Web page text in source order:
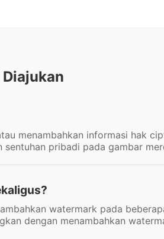
menambahkan informasi hak
pribadi pada gambar
watermark pada
dengan menambahkan